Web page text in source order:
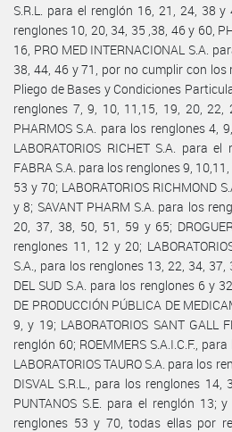
S.R.L. para el renglón 16, 21, 24, 38 y
renglones 10, 20, 34, 35 ,38, 46 y 60,
16, PRO MED INTERNACIONAL S.A.
38, 44, 46 y 71, por no cumplir con
Pliego de Bases y Condiciones
renglones 7, 9, 10, 11,15, 19, 20,
PHARMOS S.A. para los renglones 4,
LABORATORIOS RICHET S.A. para el
FABRA S.A. para los renglones 9,
53 y 70; LABORATORIOS RICHMOND
y 8; SAVANT PHARM S.A. para los
20, 37, 38, 50, 51, 59 y 65;
renglones 11, 12 y 20;
S.A., para los renglones 13, 22, 34, 37,
DEL SUD S.A. para los renglones 6 y
DE PRODUCCIÓN PÚBLICA DE
9, y 19; LABORATORIOS SANT GALL
renglón 60; ROEMMERS S.A.I.C.F.,
LABORATORIOS TAURO S.A. para los
DISVAL S.R.L., para los renglones 14,
PUNTANOS S.E. para el renglón 13;
renglones 53 y 70, todas ellas por